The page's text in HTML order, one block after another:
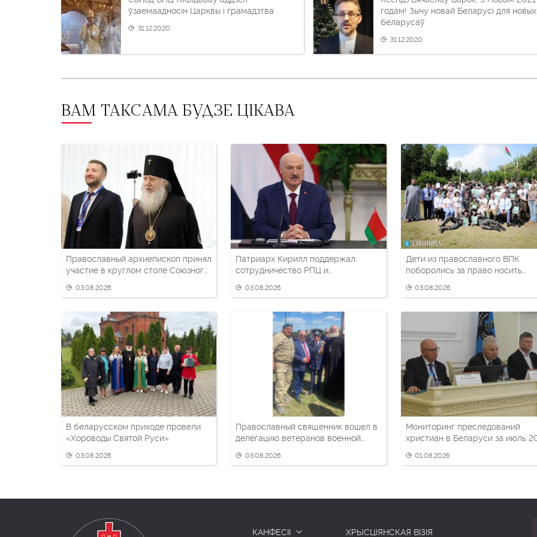
пост
і
наступны
пост
ўзаемаадносін Царквы і грамадзтва
31.12.2020
годам! Зычу новай Беларусі для новых
беларусаў
31.12.2020
ВАМ ТАКСАМА БУДЗЕ ЦІКАВА
Православный архиепископ принял
участие в круглом столе Союзного
03.08.2026
Патриарх Кирилл поддержал
сотрудничество РПЦ и
патриотическом воспитании детей
03.08.2026
Дети из православного ВПК
поборолись за право носить
03.08.2026
В беларусском приходе провели
«Хороводы Святой Руси»
03.08.2026
Православный священник вошел в
делегацию ветеранов военной
03.08.2026
Мониторинг преследований
христиан в Беларуси за июль
01.08.2026
КАНФЕСІІ ХРЫСЦІЯНСКАЯ ВІЗІЯ